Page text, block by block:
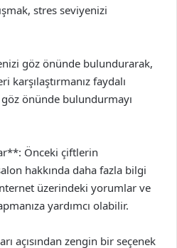
stres seviyenizi
göz önünde bulundurarak,
karşılaştırmanız faydalı
göz önünde bulundurmayı
Önceki çiftlerin
hakkında daha fazla bilgi
üzerindeki yorumlar ve
yardımcı olabilir.
açısından zengin bir seçenek